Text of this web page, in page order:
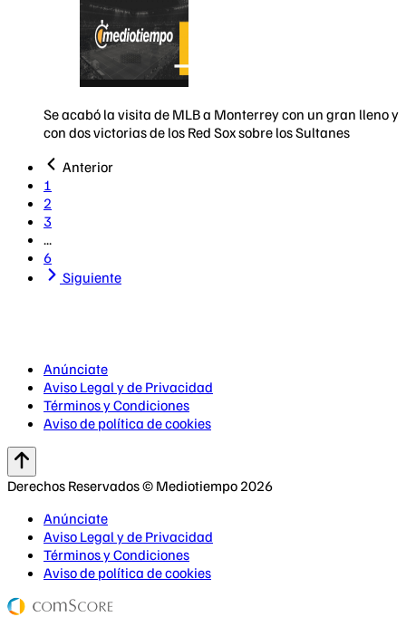
Se acabó la visita de MLB a Monterrey con un gran lleno y
con dos victorias de los Red Sox sobre los Sultanes
Anterior
1
2
3
...
6
Siguiente
Anúnciate
Aviso Legal y de Privacidad
Términos y Condiciones
Aviso de política de cookies
Derechos Reservados © Mediotiempo 2026
Anúnciate
Aviso Legal y de Privacidad
Términos y Condiciones
Aviso de política de cookies